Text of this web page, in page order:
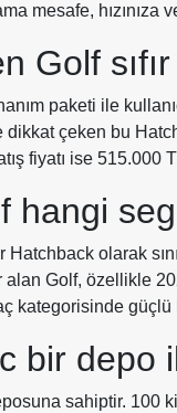
mesafe, hızınıza
Golf
paketi ile
çeken bu
fiyatı ise 515.000
hangi
olarak
alan Golf, özellikle
kategorisinde güçlü
bir depo
sahiptir. 100